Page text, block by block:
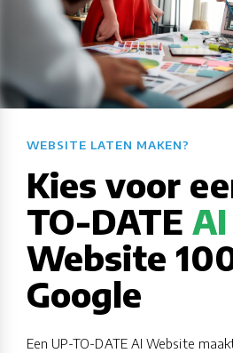
WEBSITE LATEN MAKEN?​​​​​​​​​​​​​​
Kies voor
TO-DATE AI
Website
Google
Een UP-TO-DATE AI Website